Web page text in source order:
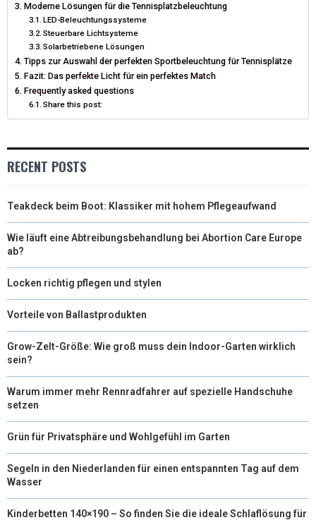
)
Moderne Lösungen für die Tennisplatzbeleuchtung
LED-Beleuchtungssysteme
Steuerbare Lichtsysteme
Solarbetriebene Lösungen
Tipps zur Auswahl der perfekten Sportbeleuchtung für Tennisplätze
Fazit: Das perfekte Licht für ein perfektes Match
Frequently asked questions
Share this post:
RECENT POSTS
Teakdeck beim Boot: Klassiker mit hohem Pflegeaufwand
Wie läuft eine Abtreibungsbehandlung bei Abortion Care Europe
ab?
Locken richtig pflegen und stylen
Vorteile von Ballastprodukten
Grow-Zelt-Größe: Wie groß muss dein Indoor-Garten wirklich
sein?
Warum immer mehr Rennradfahrer auf spezielle Handschuhe
setzen
Grün für Privatsphäre und Wohlgefühl im Garten
Segeln in den Niederlanden für einen entspannten Tag auf dem
Wasser
Kinderbetten 140×190 – So finden Sie die ideale Schlaflösung für